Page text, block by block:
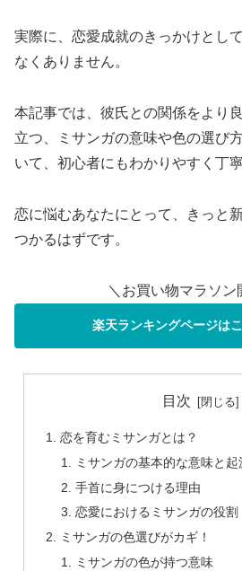
実際に、恋愛成就のきっかけとし
なくありません。
本記事では、彼氏との関係をより
立つ、ミサンガの意味や色の選び
いて、初心者にもわかりやすく丁
恋に悩むあなたにとって、きっと
つかるはずです。
＼お買い物マラソン
楽天ランキングページは
目次
恋を育むミサンガとは？
ミサンガの基本的な意味と起
手首に身につける理由
恋愛におけるミサンガの役割
ミサンガの色選びがカギ！
ミサンガの色が持つ意味